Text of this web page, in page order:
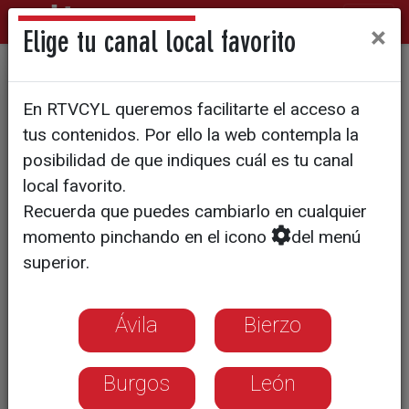
Una gran villa romana en
Bernardos
Elige tu canal local favorito ×
En RTVCYL queremos facilitarte el acceso a
tus contenidos. Por ello la web contempla la
posibilidad de que indiques cuál es tu canal
local favorito.
Recuerda que puedes cambiarlo en cualquier
momento pinchando en el icono
del menú
superior.
Ávila Bierzo
Burgos León